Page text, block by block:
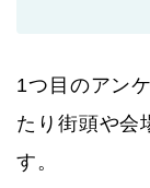
1つ目のアン
たり街頭や会
す。